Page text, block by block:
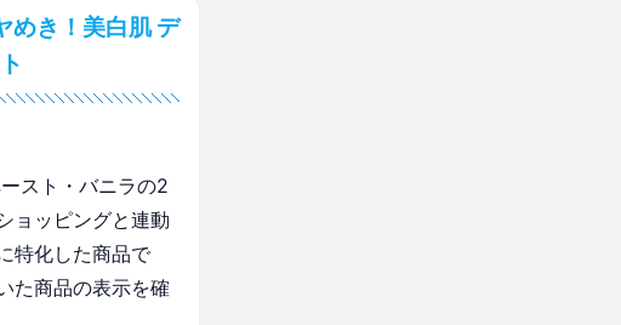
めき！美白肌 デ
スト・バニラの2
ョッピングと連動
特化した商品で
た商品の表示を確